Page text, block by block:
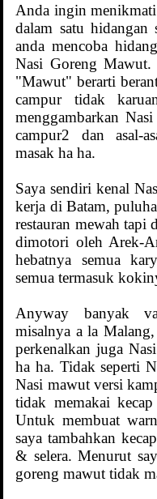
Anda ingin
dalam satu hidangan
anda mencoba
Nasi Goreng Mawut.
"Mawut" berarti
campur tidak
menggambarkan
campur2 dan asal-
masak ha ha.
Saya sendiri kenal
kerja di Batam,
restauran mewah tapi
dimotori oleh Arek-
hebatnya semua
semua termasuk
Anyway banyak
misalnya a la
perkenalkan juga
ha ha. Tidak seperti
Nasi mawut versi
tidak memakai
Untuk membuat
saya tambahkan
& selera. Menurut
goreng mawut tidak